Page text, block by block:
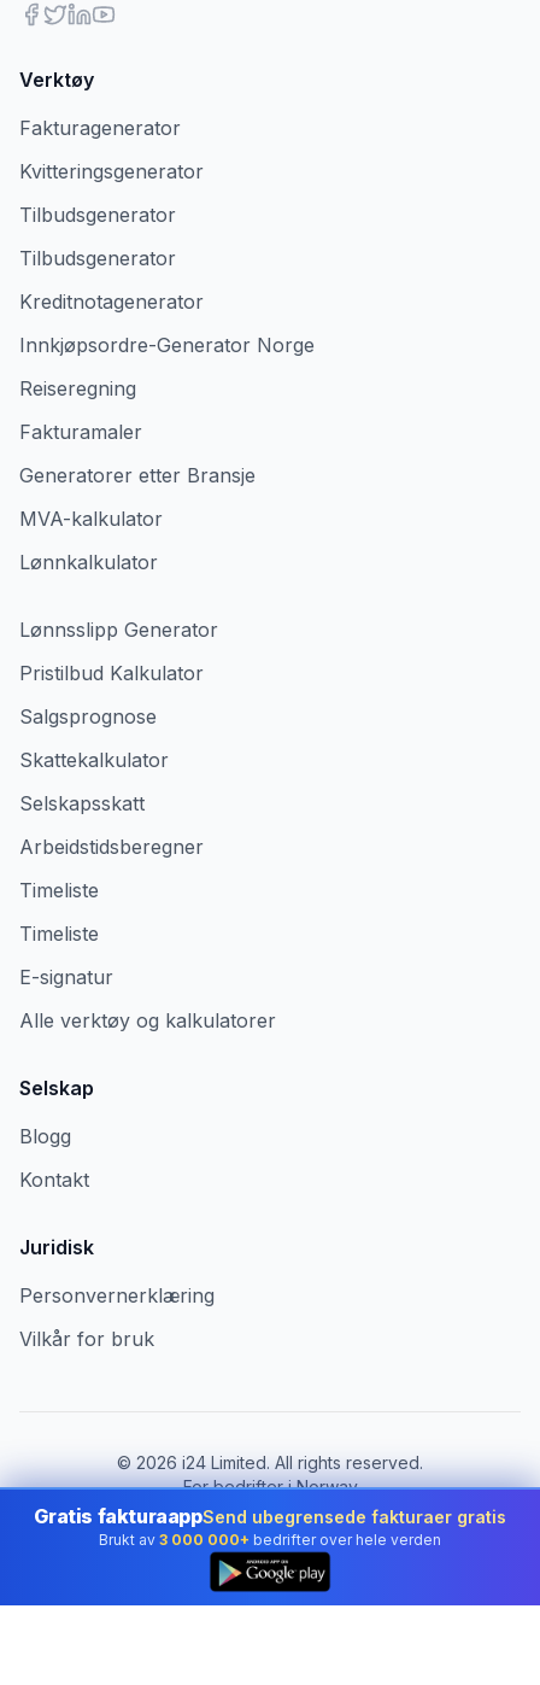
Verktøy
Fakturagenerator
Kvitteringsgenerator
Tilbudsgenerator
Tilbudsgenerator
Kreditnotagenerator
Innkjøpsordre-Generator Norge
Reiseregning
Fakturamaler
Generatorer etter Bransje
MVA-kalkulator
Lønnkalkulator
Lønnsslipp Generator
Pristilbud Kalkulator
Salgsprognose
Skattekalkulator
Selskapsskatt
Arbeidstidsberegner
Timeliste
Timeliste
E-signatur
Alle verktøy og kalkulatorer
Selskap
Blogg
Kontakt
Juridisk
Personvernerklæring
Vilkår for bruk
© 2026 i24 Limited. All rights reserved.
For bedrifter i Norway
Bytt land:
Norway
Gratis fakturaappSend ubegrensede fakturaer gratis
Brukt av 3 000 000+ bedrifter over hele verden